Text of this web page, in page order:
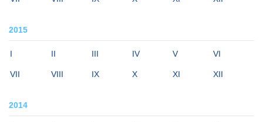
2015
I II III IV V VI
VII VIII IX X XI XII
2014